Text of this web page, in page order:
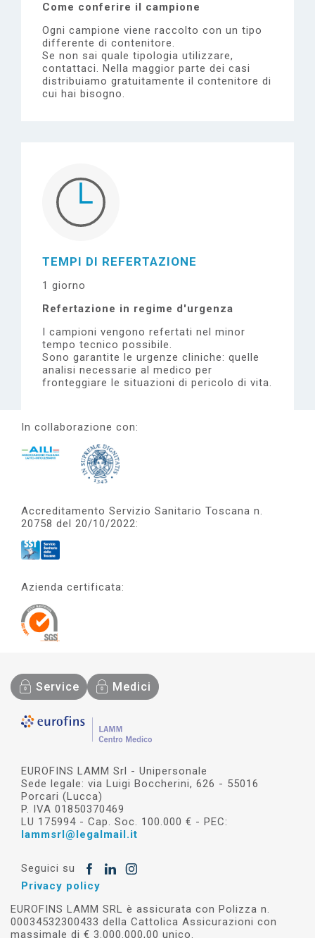
Come conferire il campione
Ogni campione viene raccolto con un tipo
differente di contenitore.
Se non sai quale tipologia utilizzare,
contattaci. Nella maggior parte dei casi
distribuiamo gratuitamente il contenitore di
cui hai bisogno.
TEMPI DI REFERTAZIONE
1 giorno
Refertazione in regime d'urgenza
I campioni vengono refertati nel minor
tempo tecnico possibile.
Sono garantite le urgenze cliniche: quelle
analisi necessarie al medico per
fronteggiare le situazioni di pericolo di vita.
In collaborazione con:
Accreditamento Servizio Sanitario Toscana n.
20758 del 20/10/2022:
Azienda certificata:
Service Medici
EUROFINS LAMM Srl - Unipersonale
Sede legale: via Luigi Boccherini, 626 - 55016
Porcari (Lucca)
P. IVA 01850370469
LU 175994 - Cap. Soc. 100.000 € - PEC:
lammsrl@legalmail.it
Seguici su
Privacy policy
EUROFINS LAMM SRL è assicurata con Polizza n.
00034532300433 della Cattolica Assicurazioni con
massimale di € 3.000.000,00 unico.